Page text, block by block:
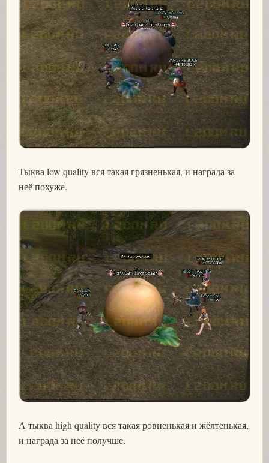
Тыква low quality вся такая грязненькая, и награда за
неё похуже.
А тыква high quality вся такая ровненькая и жёлтенькая,
и награда за неё получше.